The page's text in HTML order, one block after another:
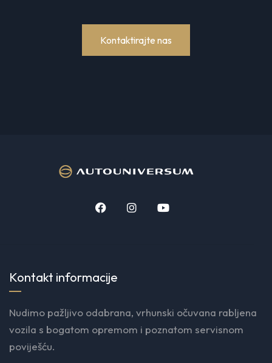
Kontaktirajte nas
Kontakt informacije
Nudimo pažljivo odabrana, vrhunski očuvana rabljena
vozila s bogatom opremom i poznatom servisnom
poviješću.